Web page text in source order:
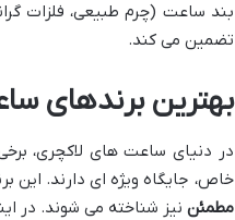
بند ساعت (چرم طبیعی، فلزات
تضمین می کند.
بهترین برندهای
در دنیای ساعت های لاکچری،
خاص، جایگاه ویژه ای دارند. این
مطمئن نیز شناخته می شوند. در